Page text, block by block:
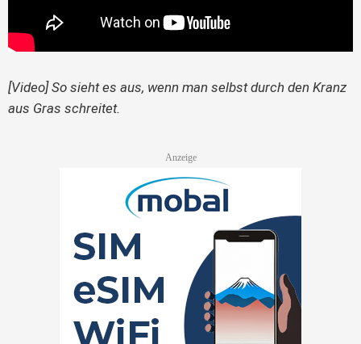
[Video] So sieht es aus, wenn man selbst durch den Kranz
aus Gras schreitet.